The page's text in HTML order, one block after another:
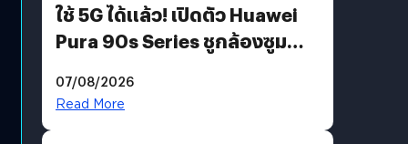
ใช้ 5G ได้แล้ว! เปิดตัว Huawei
Pura 90s Series ชูกล้องซูม
07/08/2026
Read More